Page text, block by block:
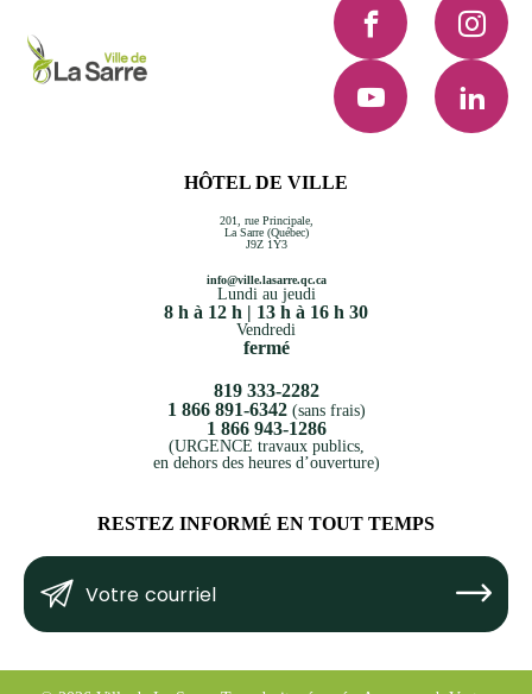
HÔTEL DE VILLE
201, rue Principale,
La Sarre (Québec)
J9Z 1Y3
info@ville.lasarre.qc.ca
Lundi au jeudi
8 h à 12 h | 13 h à 16 h 30
Vendredi
fermé
819 333-2282
1 866 891-6342(sans frais)
1 866 943-1286
(URGENCE travaux publics,
en dehors des heures d’ouverture)
RESTEZ INFORMÉ EN TOUT TEMPS
Votre
courriel
(Nécessaire)
Submit
YouTube